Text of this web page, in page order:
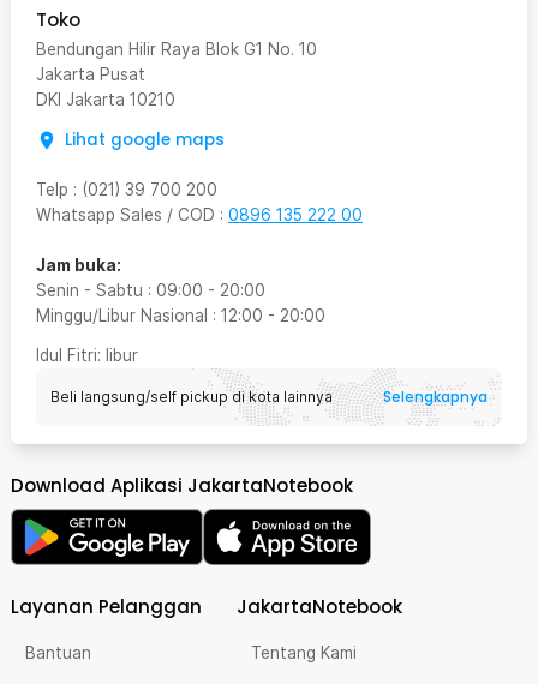
Toko
Bendungan Hilir Raya Blok G1 No. 10
Jakarta Pusat
DKI Jakarta 10210
Lihat google maps
Telp : (021) 39 700 200
Whatsapp Sales / COD : 0896 135 222 00
Jam buka:
Senin - Sabtu : 09:00 - 20:00
Minggu/Libur Nasional : 12:00 - 20:00
Idul Fitri: libur
Beli langsung/self pickup di kota lainnya Selengkapnya
Download Aplikasi JakartaNotebook
Layanan Pelanggan
Bantuan
JakartaNotebook
Tentang Kami